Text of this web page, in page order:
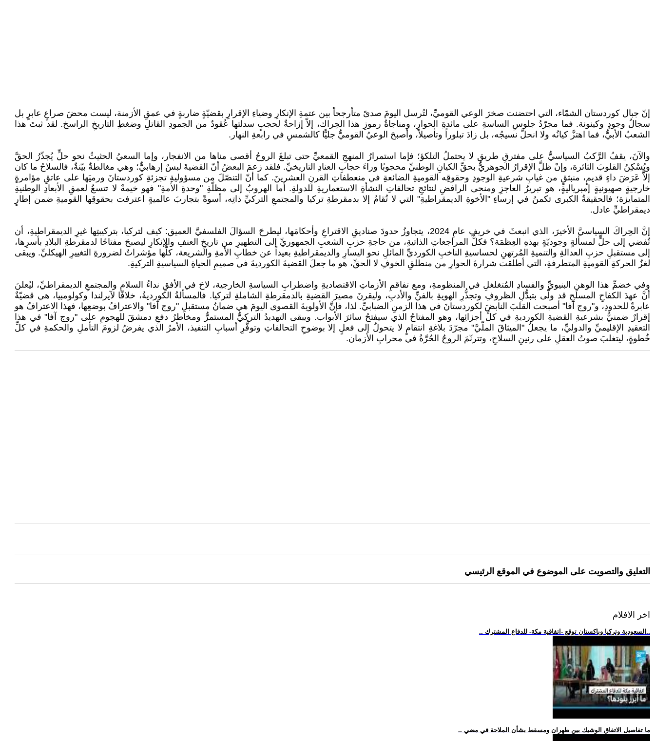
إنّ جبال كوردستان الشمّاء، التي احتضنت صخرَ الوعي القوميِّ، لتُرسل اليومَ صدىً متأرجحاً بين عتمةِ الإنكارِ وضياءِ الإقرارِ بقضيّةٍ ضاربةٍ في عمقِ الأزمنة، ليست محضَ صراعٍ عابرٍ بل
سجالُ وجودٍ وكينونة. فما مجرّدُ جلوسِ الساسةِ على مائدةِ الحوارِ، ومناجاةُ رموزِ هذا الحِراك، إلاّ إزاحةٌ لحجبٍ سدلتها عُقودٌ من الجمودِ القاتلِ وضغطِ التاريخِ الراسخ. لقد ثبتَ هذا
الشعبُ الأبيُّ، فما اهتزَّ كيانُه ولا انحلَّ نسيجُه، بل زادَ تبلوراً وتأصيلاً، وأصبحَ الوعيُ القوميُّ جليًّا كالشمسِ في رابعةِ النهار.
والآنَ، يقفُ الرَّكبُ السياسيُّ على مفترقِ طريقٍ لا يحتملُ التلكؤ؛ فإما استمرارُ المنهجِ القمعيِّ حتى تبلغَ الروحُ أقصى مناها من الانفجار، وإما السعيُ الحثيثُ نحو حلٍّ يُجذّرُ الحقَّ
ويُسْكِنُ القلوبَ الثائرة، وإنْ ظلَّ الإقرارُ الجوهريُّ بحقِّ الكيانِ الوطنيِّ محجوبًا وراءَ حجابِ العنادِ التاريخيِّ. فلقد زعمَ البعضُ أنّ القضيةَ لبسٌ إرهابيٌّ؛ وهي مغالطةٌ بيّنةٌ، فالسلاحُ ما كان
إلاَّ عَرَضَ داءٍ قديمٍ، منبثقٍ من غيابِ شرعيةِ الوجودِ وحقوقِه القوميةِ الضائعةِ في منعطفاتِ القرنِ العشرينَ. كما أنّ التنصّلَ من مسؤوليةِ تجزئةِ كوردستانَ ورميَها على عاتقِ مؤامرةٍ
خارجيةٍ صهيونيةٍ إمبرياليةٍ، هو تبريرُ العاجزِ ومنحى الرافضِ لنتائجِ تحالفاتِ النشأةِ الاستعماريةِ للدولةِ. أما الهروبُ إلى مظلّةِ "وحدةِ الأمةِ" فهو خيمةٌ لا تتسعُ لعمقِ الأبعادِ الوطنيةِ
المتمايزة؛ فالحقيقةُ الكبرى تكمنُ في إرساءِ "الأخوةِ الديمقراطيةِ" التي لا تُقامُ إلا بدمقرطةِ تركيا والمجتمعِ التركيِّ ذاتِه، أسوةً بتجاربَ عالميةٍ اعترفت بحقوقِها القوميةِ ضمن إطارٍ
ديمقراطيٍّ عادل.
إنَّ الحِراكَ السياسيَّ الأخيرَ، الذي انبعثَ في خريفِ عامِ 2024، يتجاوزُ حدودَ صناديقِ الاقتراعِ وأحكامَها، ليطرحَ السؤالَ الفلسفيَّ العميق: كيف لتركيا، بتركيبتِها غيرِ الديمقراطيةِ، أن
تُفضي إلى حلٍّ لمسألةٍ وجوديّةٍ بهذهِ العِظمَة؟ فكلُّ المراجعاتِ الذاتيةِ، من حاجةِ حزبِ الشعبِ الجمهوريِّ إلى التطهيرِ من تاريخِ العنفِ والإنكارِ ليصبحَ مفتاحًا لدمقرطةِ البلادِ بأسرِها،
إلى مستقبلِ حزبِ العدالةِ والتنميةِ المُرتهنِ لحساسيةِ الناخبِ الكورديِّ المائلِ نحو اليسارِ والديمقراطيةِ بعيداً عن خطابِ الأمةِ والشريعة، كلُّها مؤشراتٌ لضرورةِ التغييرِ الهيكليِّ. ويبقى
لغزُ الحركةِ القوميةِ المتطرفةِ، التي أطلقت شرارةَ الحوارِ من منطلقِ الخوفِ لا الحقِّ، هو ما جعلَ القضيةَ الكورديةَ في صميمِ الحياةِ السياسيةِ التركيةِ.
وفي خضمِّ هذا الوهنِ البنيويِّ والفسادِ المُتغلغلِ في المنظومةِ، ومع تفاقمِ الأزماتِ الاقتصاديةِ واضطرابِ السياسةِ الخارجية، لاحَ في الأفقِ نداءُ السلامِ والمجتمعِ الديمقراطيِّ، ليُعلنَ
أنَّ عهدَ الكفاحِ المسلحِ قد ولّى بتبدُّلِ الظروفِ وتجذُّرِ الهويةِ بالفنِّ والأدبِ، وليقرنَ مصيرَ القضيةِ بالدمقرطةِ الشاملةِ لتركيا. فالمسألةُ الكورديةُ، خلافًا لآيرلندا وكولومبيا، هي قضيّةٌ
عابرةٌ للحدودِ، و"روج آفا" أصبحت القلبَ النابضَ لكوردستانَ في هذا الزمنِ الضبابيِّ. لذا، فإنَّ الأولويةَ القصوى اليومَ هي ضمانُ مستقبلِ "روج آفا" والاعترافُ بوضعِها، فهذا الاعترافُ هو
إقرارٌ ضمنيٌّ بشرعيةِ القضيةِ الكورديةِ في كلِّ أجزائِها، وهو المفتاحُ الذي سيفتحُ سائرَ الأبواب. ويبقى التهديدُ التركيُّ المستمرُّ ومخاطرُ دفعِ دمشقَ للهجومِ على "روج آفا" في هذا
التعقيدِ الإقليميِّ والدوليِّ، ما يجعلُ "الميثاقَ الملّيَّ" مجرّدَ بلاغةِ انتقامٍ لا يتحولُ إلى فعلٍ إلا بوضوحِ التحالفاتِ وتوفُّرِ أسبابِ التنفيذ، الأمرُ الذي يفرضُ لزومَ التأملِ والحكمةِ في كلِّ
خُطوةٍ، ليتغلبَ صوتُ العقلِ على رنينِ السلاحِ، وتترنّمَ الروحُ الحُرَّةُ في محرابِ الأزمان.
التعليق والتصويت على الموضوع في الموقع الرئيسي
اخر الافلام
.. السعودية وتركيا وباكستان توقع -اتفاقية مكة- للدفاع المشترك..
.. ما تفاصيل الاتفاق الوشيك بين طهران ومسقط بشأن الملاحة في مضي